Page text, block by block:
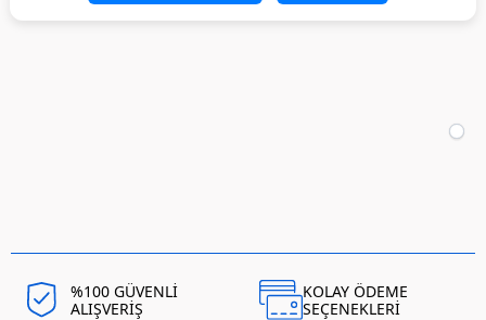
%100 GÜVENLİ
ALIŞVERİŞ
KOLAY ÖDEME
SEÇENEKLERİ